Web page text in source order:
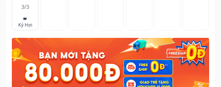
3/3
🐖
Kỷ Hợi